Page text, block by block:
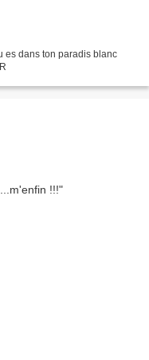
es dans ton paradis blanc